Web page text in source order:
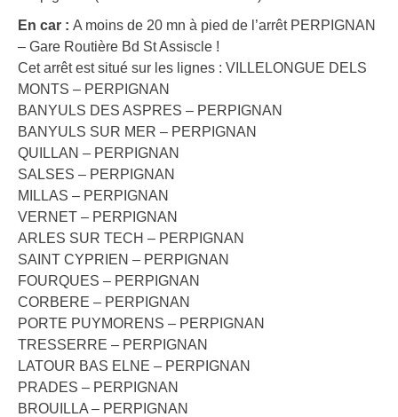
En car : A moins de 20 mn à pied de l’arrêt PERPIGNAN
– Gare Routière Bd St Assiscle !
Cet arrêt est situé sur les lignes : VILLELONGUE DELS
MONTS – PERPIGNAN
BANYULS DES ASPRES – PERPIGNAN
BANYULS SUR MER – PERPIGNAN
QUILLAN – PERPIGNAN
SALSES – PERPIGNAN
MILLAS – PERPIGNAN
VERNET – PERPIGNAN
ARLES SUR TECH – PERPIGNAN
SAINT CYPRIEN – PERPIGNAN
FOURQUES – PERPIGNAN
CORBERE – PERPIGNAN
PORTE PUYMORENS – PERPIGNAN
TRESSERRE – PERPIGNAN
LATOUR BAS ELNE – PERPIGNAN
PRADES – PERPIGNAN
BROUILLA – PERPIGNAN